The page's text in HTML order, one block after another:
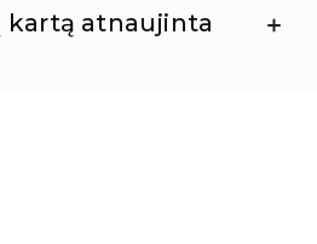
kartą atnaujinta